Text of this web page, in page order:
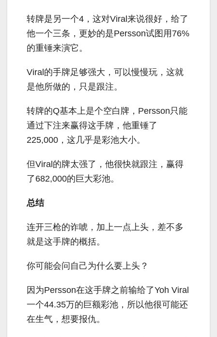
转牌是另一个4，这对Viral来说很好，给了
他一个三条，更妙的是Persson试图用76%
的重锤来演它。
Viral的手牌足够强大，可以慢慢玩，这就
是他所做的，只是跟注。
转牌的Q基本上是个空白牌，Persson只能
通过下注来赢得这手牌，他重锤了
225,000，这几乎是彩池大小。
但Viral的牌太强了，他很快就跟注，赢得
了682,000的巨大彩池。
总结
连开三枪的诈唬，加上一点上头，差不多
就是这手牌的概括。
你可能会问自己为什么要上头？
因为Persson在这手牌之前输给了Yoh Viral
一个44.35万的巨额彩池，所以他很可能还
在生气，想要报仇。